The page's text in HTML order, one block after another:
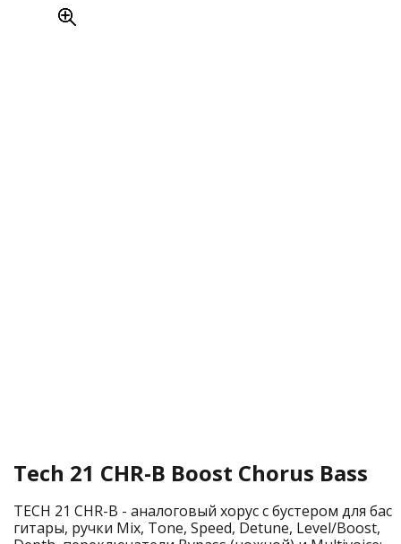
Tech 21 CHR-B Boost Chorus Bass
TECH 21 CHR-B - аналоговый хорус с бустером для бас
гитары, ручки Mix, Tone, Speed, Detune, Level/Boost,